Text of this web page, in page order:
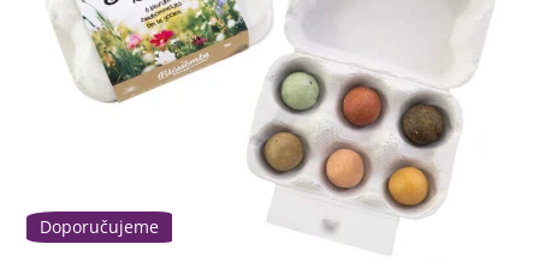
Doporučujeme